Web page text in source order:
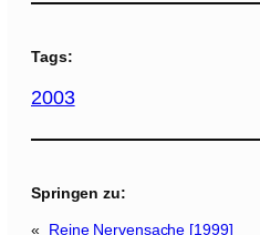
Tags:
2003
Springen zu:
« Reine Nervensache [1999]